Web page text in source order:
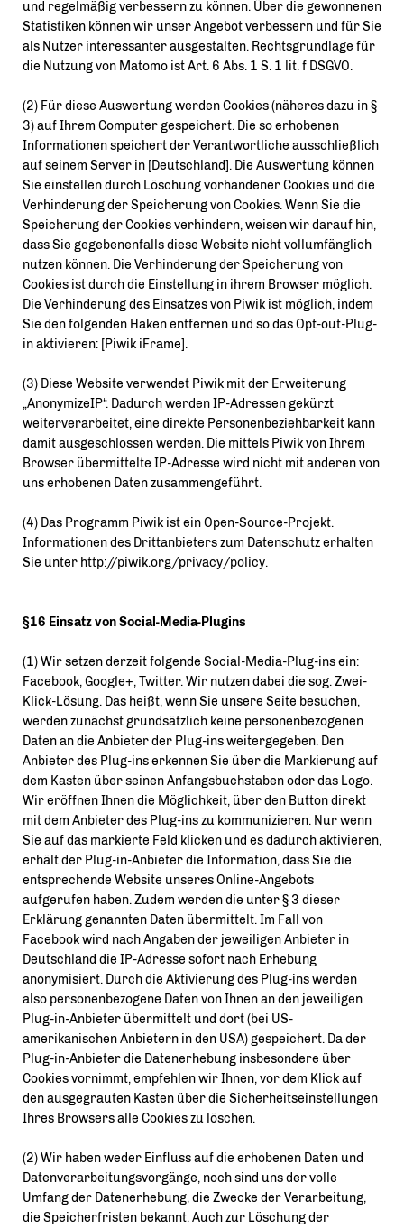
und regelmäßig verbessern zu können. Über die gewonnenen
Statistiken können wir unser Angebot verbessern und für Sie
als Nutzer interessanter ausgestalten. Rechtsgrundlage für
die Nutzung von Matomo ist Art. 6 Abs. 1 S. 1 lit. f DSGVO.
(2) Für diese Auswertung werden Cookies (näheres dazu in §
3) auf Ihrem Computer gespeichert. Die so erhobenen
Informationen speichert der Verantwortliche ausschließlich
auf seinem Server in [Deutschland]. Die Auswertung können
Sie einstellen durch Löschung vorhandener Cookies und die
Verhinderung der Speicherung von Cookies. Wenn Sie die
Speicherung der Cookies verhindern, weisen wir darauf hin,
dass Sie gegebenenfalls diese Website nicht vollumfänglich
nutzen können. Die Verhinderung der Speicherung von
Cookies ist durch die Einstellung in ihrem Browser möglich.
Die Verhinderung des Einsatzes von Piwik ist möglich, indem
Sie den folgenden Haken entfernen und so das Opt-out-Plug-
in aktivieren: [Piwik iFrame].
(3) Diese Website verwendet Piwik mit der Erweiterung
AnonymizeIP“. Dadurch werden IP-Adressen gekürzt
weiterverarbeitet, eine direkte Personenbeziehbarkeit kann
damit ausgeschlossen werden. Die mittels Piwik von Ihrem
Browser übermittelte IP-Adresse wird nicht mit anderen von
uns erhobenen Daten zusammengeführt.
(4) Das Programm Piwik ist ein Open-Source-Projekt.
Informationen des Drittanbieters zum Datenschutz erhalten
Sie unter http://piwik.org/privacy/policy.
§16 Einsatz von Social-Media-Plugins
(1) Wir setzen derzeit folgende Social-Media-Plug-ins ein:
Facebook, Google+, Twitter. Wir nutzen dabei die sog. Zwei-
Klick-Lösung. Das heißt, wenn Sie unsere Seite besuchen,
werden zunächst grundsätzlich keine personenbezogenen
Daten an die Anbieter der Plug-ins weitergegeben. Den
Anbieter des Plug-ins erkennen Sie über die Markierung auf
dem Kasten über seinen Anfangsbuchstaben oder das Logo.
Wir eröffnen Ihnen die Möglichkeit, über den Button direkt
mit dem Anbieter des Plug-ins zu kommunizieren. Nur wenn
Sie auf das markierte Feld klicken und es dadurch aktivieren,
erhält der Plug-in-Anbieter die Information, dass Sie die
entsprechende Website unseres Online-Angebots
aufgerufen haben. Zudem werden die unter § 3 dieser
Erklärung genannten Daten übermittelt. Im Fall von
Facebook wird nach Angaben der jeweiligen Anbieter in
Deutschland die IP-Adresse sofort nach Erhebung
anonymisiert. Durch die Aktivierung des Plug-ins werden
also personenbezogene Daten von Ihnen an den jeweiligen
Plug-in-Anbieter übermittelt und dort (bei US-
amerikanischen Anbietern in den USA) gespeichert. Da der
Plug-in-Anbieter die Datenerhebung insbesondere über
Cookies vornimmt, empfehlen wir Ihnen, vor dem Klick auf
den ausgegrauten Kasten über die Sicherheitseinstellungen
Ihres Browsers alle Cookies zu löschen.
(2) Wir haben weder Einfluss auf die erhobenen Daten und
Datenverarbeitungsvorgänge, noch sind uns der volle
Umfang der Datenerhebung, die Zwecke der Verarbeitung,
die Speicherfristen bekannt. Auch zur Löschung der